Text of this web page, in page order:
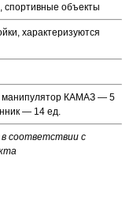
спортивные объекты
характеризуются
манипулятор КАМАЗ — 5
— 14 ед.
соответствии с